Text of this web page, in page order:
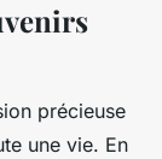
précieuse
une vie. En